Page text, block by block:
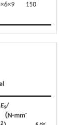
150
Es/
（N·mm-
2